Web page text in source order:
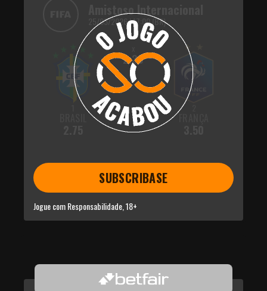
Amistoso Internacional
25/03/2026 | 17:00 (BR)
2.30
SUBSCRIBASE
Jogue com Responsabilidade, 18+